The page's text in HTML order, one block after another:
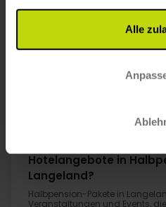
gesammelt haben.
Alle
FAQ
Gibt es Hotels mit
sich ideal für einen Urlaub mit
Hotelangebote in
Langeland?
Halbpension-Pakete in
Veranstaltungen und Events,